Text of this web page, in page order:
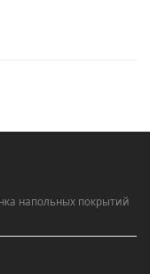
напольных покрытий